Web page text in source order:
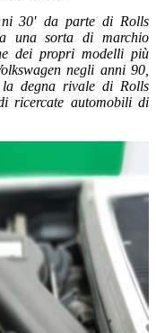
30′ da parte di Rolls
una sorta di marchio
dei propri modelli più
negli anni 90,
la degna rivale di Rolls
ricercate automobili di